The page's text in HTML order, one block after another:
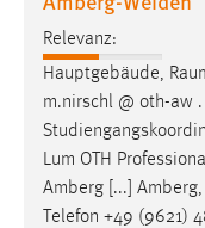
m.nirschl @ oth-aw
Lum OTH
Amberg [...]
Telefon +49 (9621)
Profil Schließen